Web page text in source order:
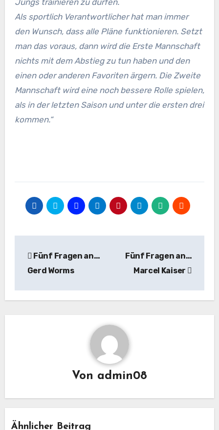
Jungs trainieren zu dürfen.
Als sportlich Verantwortlicher hat man immer
den Wunsch, dass alle Pläne funktionieren. Setzt
man das voraus, dann wird die Erste Mannschaft
nichts mit dem Abstieg zu tun haben und den
einen oder anderen Favoriten ärgern. Die Zweite
Mannschaft wird eine noch bessere Rolle spielen,
als in der letzten Saison und unter die ersten drei
kommen.“
Fünf Fragen an…
Gerd Worms
Fünf Fragen an…
Marcel Kaiser
Von admin08
Ähnlicher Beitrag